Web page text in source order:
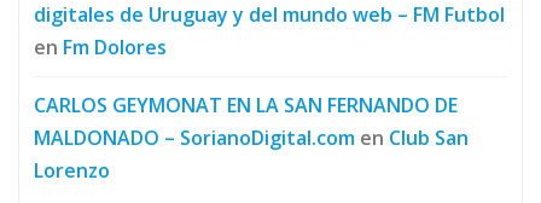
digitales de Uruguay y del mundo web – FM Futbol
en Fm Dolores
CARLOS GEYMONAT EN LA SAN FERNANDO DE
MALDONADO – SorianoDigital.com en Club San
Lorenzo